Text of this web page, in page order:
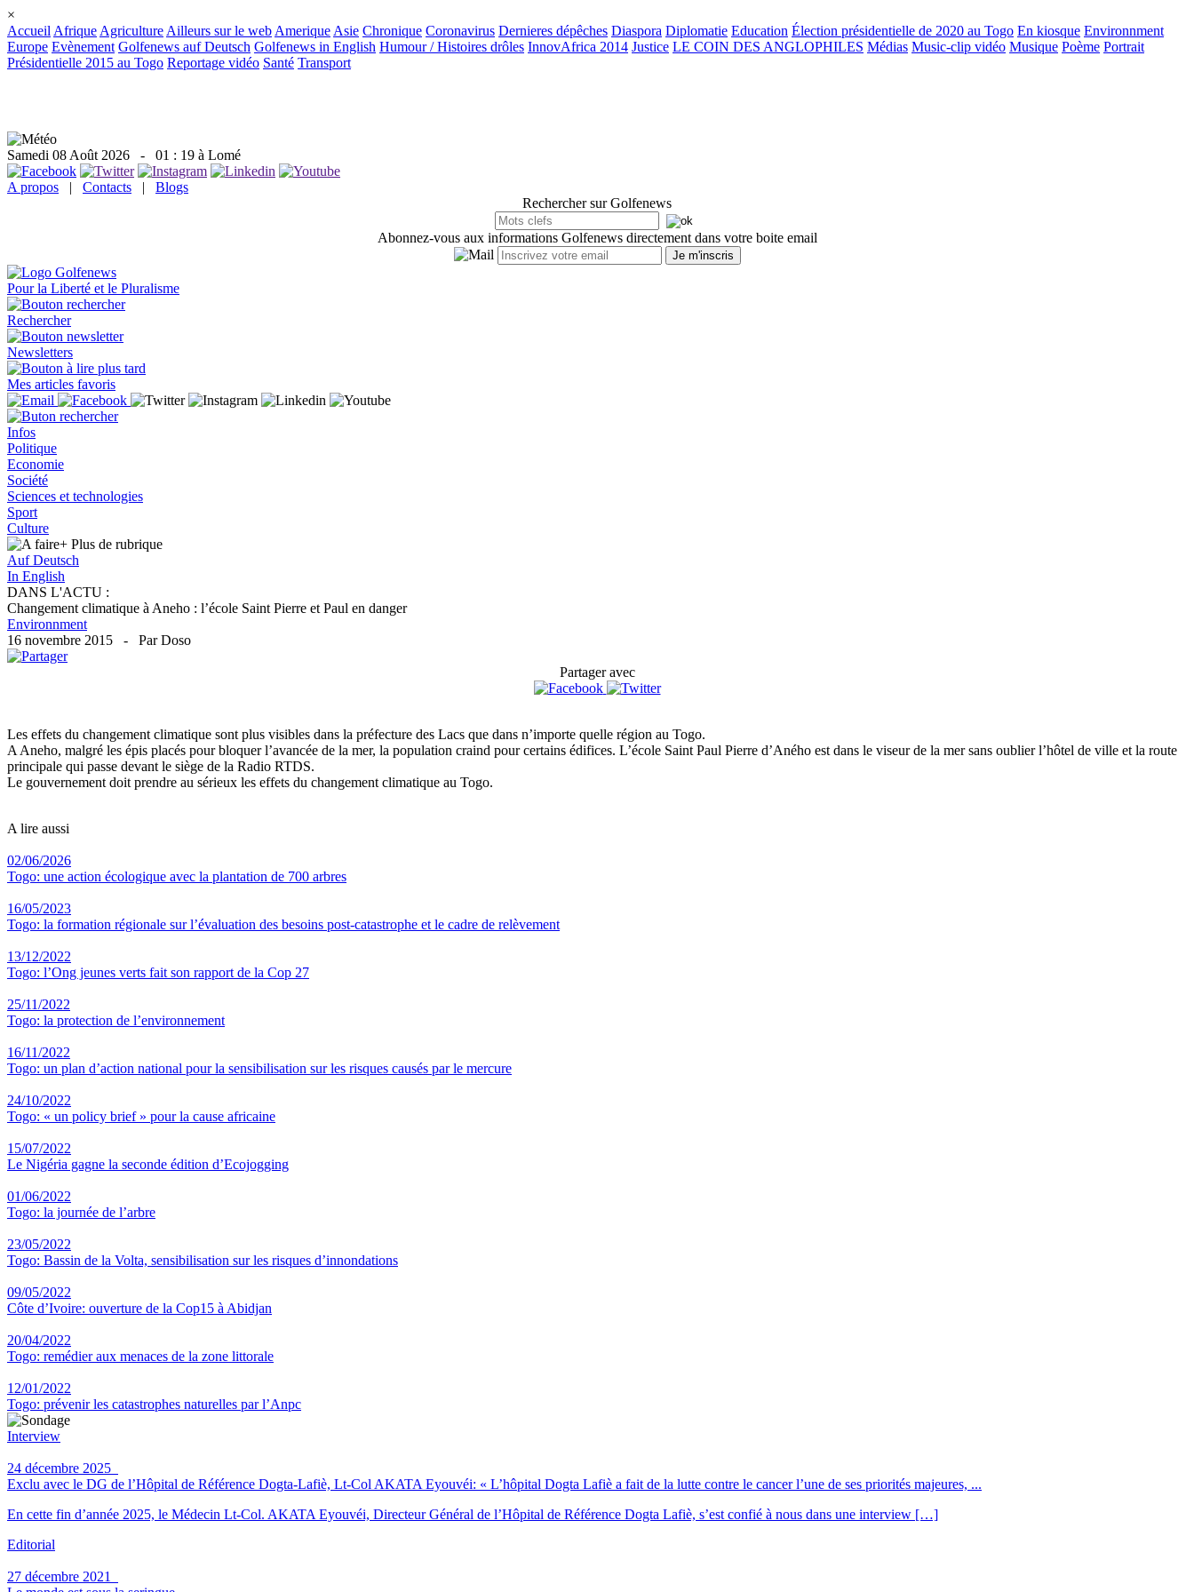
×
Accueil Afrique Agriculture Ailleurs sur le web Amerique Asie Chronique Coronavirus Dernieres dépêches Diaspora Diplomatie Education Élection présidentielle de 2020 au Togo En kiosque Environnment
Europe Evènement Golfenews auf Deutsch Golfenews in English Humour / Histoires drôles InnovAfrica 2014 Justice LE COIN DES ANGLOPHILES Médias Music-clip vidéo Musique Poème Portrait
Présidentielle 2015 au Togo Reportage vidéo Santé Transport
Samedi 08 Août 2026 - 01 : 19 à Lomé
A propos | Contacts | Blogs
Rechercher sur Golfenews
Abonnez-vous aux informations Golfenews directement dans votre boite email
Pour la Liberté et le Pluralisme
Rechercher
Newsletters
Mes articles favoris
Infos
Politique
Economie
Société
Sciences et technologies
Sport
Culture
+ Plus de rubrique
Auf Deutsch
In English
DANS L'ACTU :
Changement climatique à Aneho : l’école Saint Pierre et Paul en danger
Environnment
16 novembre 2015 - Par Doso
Partager avec
Les effets du changement climatique sont plus visibles dans la préfecture des Lacs que dans n’importe quelle région au Togo.
A Aneho, malgré les épis placés pour bloquer l’avancée de la mer, la population craind pour certains édifices. L’école Saint Paul Pierre d’Aného est dans le viseur de la mer sans oublier l’hôtel de ville et la route
principale qui passe devant le siège de la Radio RTDS.
Le gouvernement doit prendre au sérieux les effets du changement climatique au Togo.
A lire aussi
02/06/2026
Togo: une action écologique avec la plantation de 700 arbres
16/05/2023
Togo: la formation régionale sur l’évaluation des besoins post-catastrophe et le cadre de relèvement
13/12/2022
Togo: l’Ong jeunes verts fait son rapport de la Cop 27
25/11/2022
Togo: la protection de l’environnement
16/11/2022
Togo: un plan d’action national pour la sensibilisation sur les risques causés par le mercure
24/10/2022
Togo: « un policy brief » pour la cause africaine
15/07/2022
Le Nigéria gagne la seconde édition d’Ecojogging
01/06/2022
Togo: la journée de l’arbre
23/05/2022
Togo: Bassin de la Volta, sensibilisation sur les risques d’innondations
09/05/2022
Côte d’Ivoire: ouverture de la Cop15 à Abidjan
20/04/2022
Togo: remédier aux menaces de la zone littorale
12/01/2022
Togo: prévenir les catastrophes naturelles par l’Anpc
Interview
24 décembre 2025
Exclu avec le DG de l’Hôpital de Référence Dogta-Lafiè, Lt-Col AKATA Eyouvéi: « L’hôpital Dogta Lafiè a fait de la lutte contre le cancer l’une de ses priorités majeures, ...
En cette fin d’année 2025, le Médecin Lt-Col. AKATA Eyouvéi, Directeur Général de l’Hôpital de Référence Dogta Lafiè, s’est confié à nous dans une interview […]
Editorial
27 décembre 2021